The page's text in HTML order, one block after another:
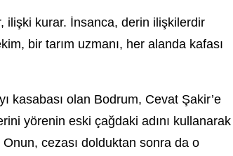
ilişki kurar. İnsanca, derin ilişkilerdir
bir tarım uzmanı, her alanda kafası
kasabası olan Bodrum, Cevat Şakir’e
yörenin eski çağdaki adını kullanarak
Onun, cezası dolduktan sonra da o